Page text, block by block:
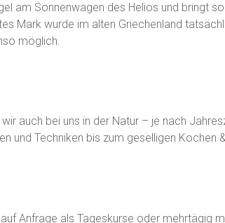
am Sonnenwagen des Helios und bringt
Mark wurde im alten Griechenland
möglich.
auch bei uns in der Natur – je nach
und Techniken bis zum geselligen Kochen
Anfrage als Tageskurse oder mehrtägig